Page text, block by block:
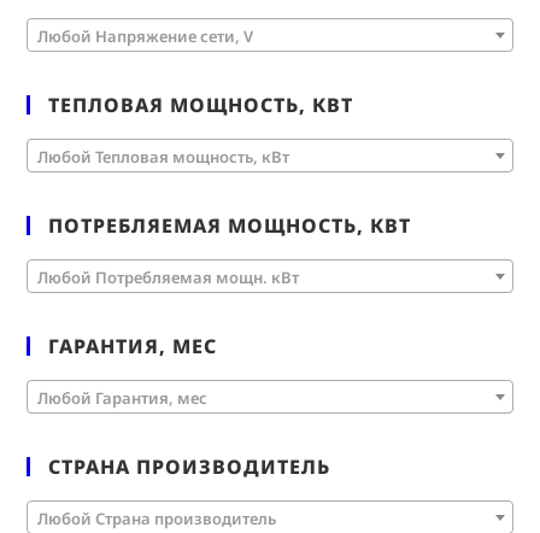
Любой Напряжение сети, V
ТЕПЛОВАЯ МОЩНОСТЬ, КВТ
Любой Тепловая мощность, кВт
ПОТРЕБЛЯЕМАЯ МОЩНОСТЬ, КВТ
Любой Потребляемая мощн. кВт
ГАРАНТИЯ, МЕС
Любой Гарантия, мес
СТРАНА ПРОИЗВОДИТЕЛЬ
Любой Страна производитель